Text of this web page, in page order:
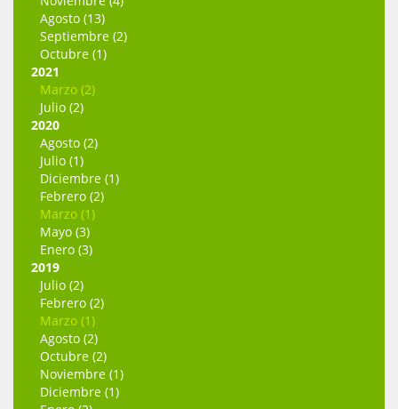
Agosto (13)
Septiembre (2)
Octubre (1)
2021
Marzo (2)
Julio (2)
2020
Agosto (2)
Julio (1)
Diciembre (1)
Febrero (2)
Marzo (1)
Mayo (3)
Enero (3)
2019
Julio (2)
Febrero (2)
Marzo (1)
Agosto (2)
Octubre (2)
Noviembre (1)
Diciembre (1)